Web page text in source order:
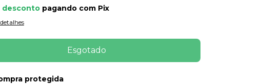
descontopagando com Pix
protegida